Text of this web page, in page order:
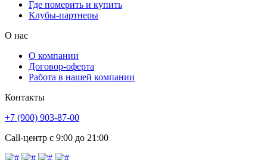
Где померить и купить
Клубы-партнеры
О нас
О компании
Договор-оферта
Работа в нашей компании
Контакты
+7 (900) 903-87-00
Call-центр с 9:00 до 21:00